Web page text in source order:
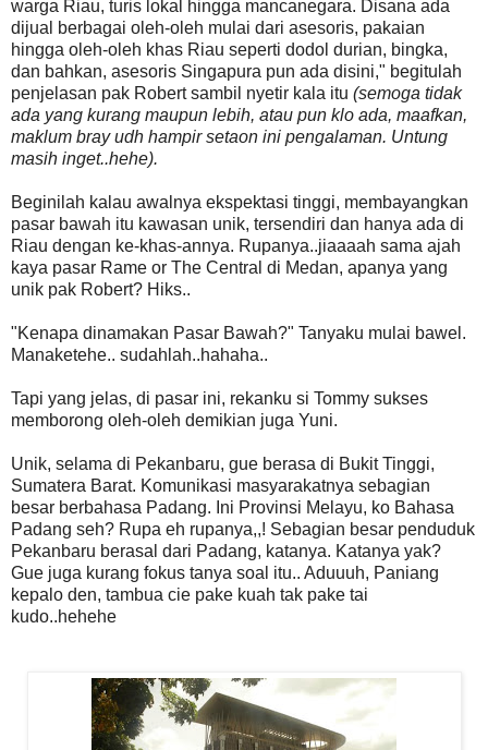
warga Riau, turis lokal hingga mancanegara. Disana ada
dijual berbagai oleh-oleh mulai dari asesoris, pakaian
hingga oleh-oleh khas Riau seperti dodol durian, bingka,
dan bahkan, asesoris Singapura pun ada disini," begitulah
penjelasan pak Robert sambil nyetir kala itu (semoga tidak
ada yang kurang maupun lebih, atau pun klo ada, maafkan,
maklum bray udh hampir setaon ini pengalaman. Untung
masih inget..hehe).
Beginilah kalau awalnya ekspektasi tinggi, membayangkan
pasar bawah itu kawasan unik, tersendiri dan hanya ada di
Riau dengan ke-khas-annya. Rupanya..jiaaaah sama ajah
kaya pasar Rame or The Central di Medan, apanya yang
unik pak Robert? Hiks..
"Kenapa dinamakan Pasar Bawah?" Tanyaku mulai bawel.
Manaketehe.. sudahlah..hahaha..
Tapi yang jelas, di pasar ini, rekanku si Tommy sukses
memborong oleh-oleh demikian juga Yuni.
Unik, selama di Pekanbaru, gue berasa di Bukit Tinggi,
Sumatera Barat. Komunikasi masyarakatnya sebagian
besar berbahasa Padang. Ini Provinsi Melayu, ko Bahasa
Padang seh? Rupa eh rupanya,,! Sebagian besar penduduk
Pekanbaru berasal dari Padang, katanya. Katanya yak?
Gue juga kurang fokus tanya soal itu.. Aduuuh, Paniang
kepalo den, tambua cie pake kuah tak pake tai
kudo..hehehe